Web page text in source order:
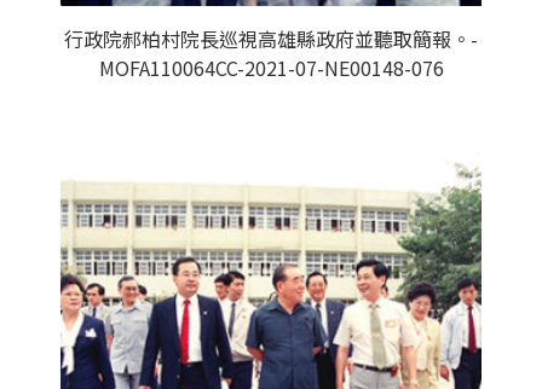
行政院郝柏村院長巡視高雄縣政府並聽取簡報。-
MOFA110064CC-2021-07-NE00148-076